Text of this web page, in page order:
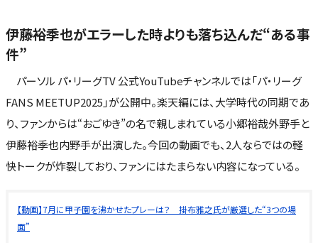
伊藤裕季也がエラーした時よりも落ち込んだ“ある事
件”
パーソル パ・リーグTV 公式YouTubeチャンネルでは「パ・リーグ
FANS MEETUP2025」が公開中。楽天編には、大学時代の同期であ
り、ファンからは“おごゆき”の名で親しまれている小郷裕哉外野手と
伊藤裕季也内野手が出演した。今回の動画でも、2人ならではの軽
快トークが炸裂しており、ファンにはたまらない内容になっている。
【動画】7月に甲子園を沸かせたプレーは？ 掛布雅之氏が厳選した“3つの場
面”